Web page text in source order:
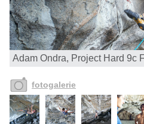
Adam Ondra, Project Hard 9c
fotogalerie